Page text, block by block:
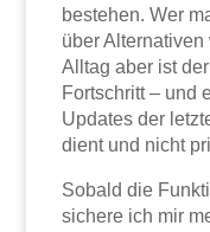
bestehen. Wer
über
Alltag aber ist
Fortschritt – und
Updates der
dient und nicht
Sobald die
sichere ich mir